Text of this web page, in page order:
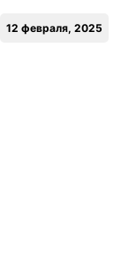
12 февраля, 2025